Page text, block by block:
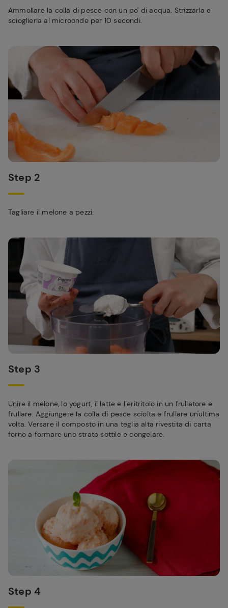
Ammollare la colla di pesce con un po' di acqua. Strizzarla e
scioglierla al microonde per 10 secondi.
Step 2
Tagliare il melone a pezzi.
Step 3
Unire il melone, lo yogurt, il latte e l’eritritolo in un frullatore e
frullare. Aggiungere la colla di pesce sciolta e frullare un'ultima
volta. Versare il composto in una teglia alta rivestita di carta
forno a formare uno strato sottile e congelare.
Step 4